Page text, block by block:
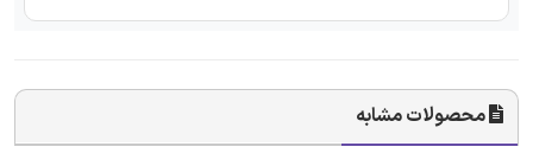
محصولات مشابه